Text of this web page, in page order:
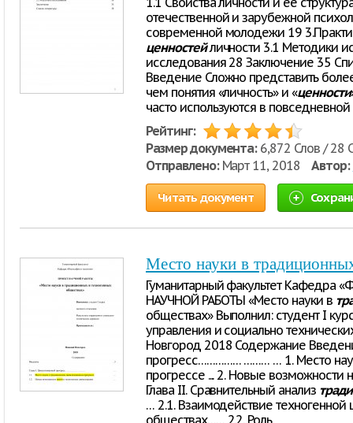
отечественной и зарубежной
современной молодежи 19
ценностейличности 3.1 Методики
исследования 28 Заключение 35
Введение Сложно представить
чем понятия «личность» и «ценности
часто используются в
Рейтинг:
Размер документа:6,872 Слов / 28
Отправлено:Март 11, 2018 Автор:
Читать документ
Место науки в
Гуманитарный факультет Кафедра
НАУЧНОЙ РАБОТЫ «Место науки в
обществах» Выполнил: студент I
управления и социально
Новгород 2018 Содержание
прогресс…………… ……… … 1. Место
прогрессе .... 2. Новые возможности
Глава II. Сравнительный анализ
… 2.1. Взаимодействие
обществах…… 2.2. Роль